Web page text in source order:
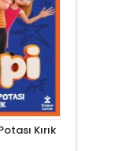
Kırık